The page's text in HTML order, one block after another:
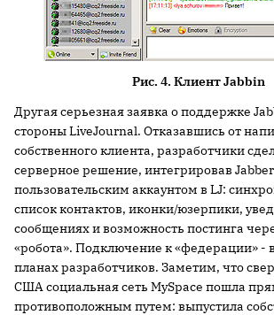
Рис. 4. Клиент Jabbin
Другая серьезная заявка о поддержке
стороны LiveJournal. Отказавшись от
собственного клиента, разработчики
серверное решение, интегрировав
пользовательским аккаунтом в LJ:
список контактов, иконки/юзерпики,
сообщениях и возможность постинга
«робота». Подключение к «федерации» -
планах разработчиков. Заметим, что
США социальная сеть MySpace пошла
противоположным путем: выпустила